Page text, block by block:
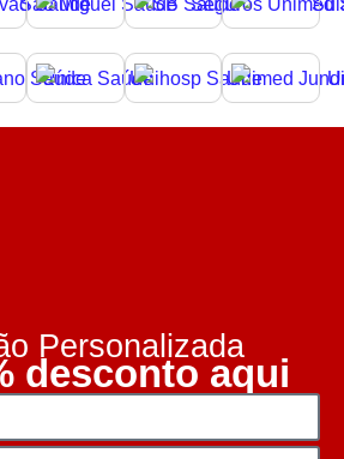
Personalizada
desconto aqui